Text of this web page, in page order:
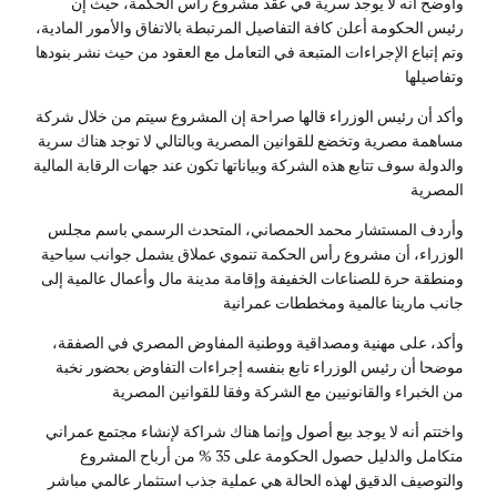
رئيس الحكومة أعلن كافة التفاصيل المرتبطة بالاتفاق والأمور المادية،
وتم إتباع الإجراءات المتبعة في التعامل مع العقود من حيث نشر بنودها
وتفاصيلها
وأكد أن رئيس الوزراء قالها صراحة إن المشروع سيتم من خلال شركة
مساهمة مصرية وتخضع للقوانين المصرية وبالتالي لا توجد هناك سرية
والدولة سوف تتابع هذه الشركة وبياناتها تكون عند جهات الرقابة المالية
المصرية
وأردف المستشار محمد الحمصاني، المتحدث الرسمي باسم مجلس
الوزراء، أن مشروع رأس الحكمة تنموي عملاق يشمل جوانب سياحية
ومنطقة حرة للصناعات الخفيفة وإقامة مدينة مال وأعمال عالمية إلى
جانب مارينا عالمية ومخططات عمرانية
وأكد، على مهنية ومصداقية ووطنية المفاوض المصري في الصفقة،
موضحا أن رئيس الوزراء تابع بنفسه إجراءات التفاوض بحضور نخبة
من الخبراء والقانونيين مع الشركة وفقا للقوانين المصرية
واختتم أنه لا يوجد بيع أصول وإنما هناك شراكة لإنشاء مجتمع عمراني
متكامل والدليل حصول الحكومة على 35 % من أرباح المشروع
والتوصيف الدقيق لهذه الحالة هي عملية جذب استثمار عالمي مباشر